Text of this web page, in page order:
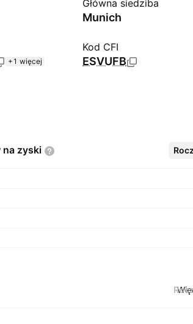
Główna siedziba
Munich
+1 więcej
Kod CFI
ESVUFB
na zyski